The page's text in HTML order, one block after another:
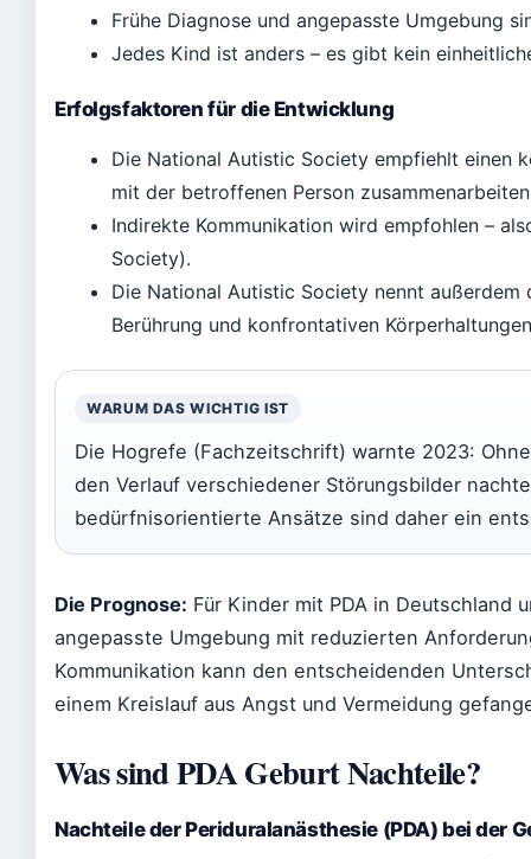
Frühe Diagnose und angepasste Umgebung
Jedes Kind ist anders – es gibt kein
Erfolgsfaktoren für die Entwicklung
Die National Autistic Society empfiehlt einen
mit der betroffenen Person
Indirekte Kommunikation wird empfohlen –
Society).
Die National Autistic Society nennt
Berührung und konfrontativen
WARUM DAS WICHTIG IST
Die Hogrefe (Fachzeitschrift) warnte 2023:
den Verlauf verschiedener Störungsbilder
bedürfnisorientierte Ansätze sind daher ein
Die Prognose: Für Kinder mit PDA in Deutschland
angepasste Umgebung mit reduzierten
Kommunikation kann den entscheidenden
einem Kreislauf aus Angst und Vermeidung
Was sind PDA Geburt Nachteile?
Nachteile der Periduralanästhesie (PDA) bei der